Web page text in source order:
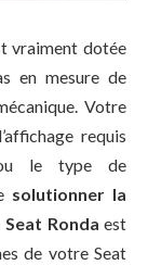
vraiment dotée
en mesure de
Votre
requis
ou le type de
solutionner la
Ronda est
de votre Seat